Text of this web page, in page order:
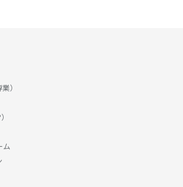
たものとみなされます。不承諾の
ビスを利用しないことをもっての
します。
ビス申込者に本サービスを提供す
断したときは、本サービスの利用
できるものとします。
スの提供）
ら利用者に適切なものを弊社の判
します。
・利用・提供は個人情報保護管理シ
程に従って行います。
された利用目的の達成に必要な範囲
用を行いません。
正なアクセス、個人情報の紛失・破
に対し、組織的・技術的・人的・
）
ム